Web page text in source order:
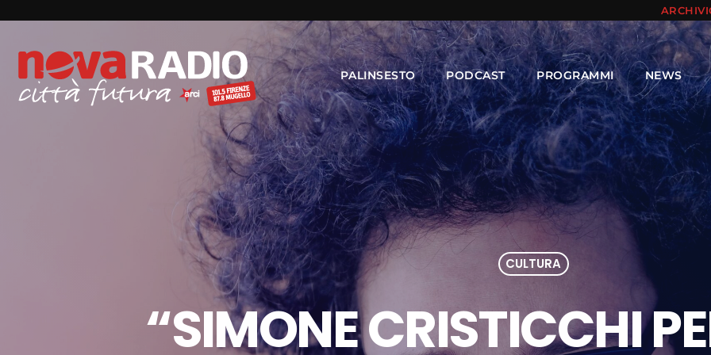
PALINSESTO PODCAST PROGRAMMI NEWS
CULTURA
“SIMONE CRISTICCHI